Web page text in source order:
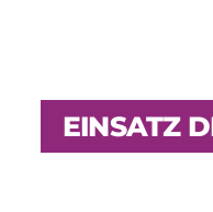
EINSATZ